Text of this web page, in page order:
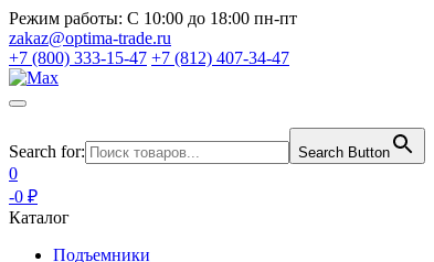
Режим работы: С 10:00 до 18:00 пн-пт
zakaz@optima-trade.ru
+7 (800) 333-15-47 +7 (812) 407-34-47
Search for: Search Button
0
-0 ₽
Каталог
Подъемники